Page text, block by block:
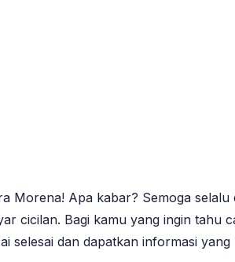
Morena! Apa kabar? Semoga selalu
cicilan. Bagi kamu yang ingin tahu
selesai dan dapatkan informasi